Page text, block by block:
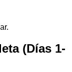
(Días 1-